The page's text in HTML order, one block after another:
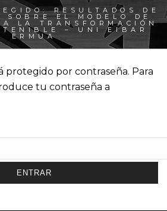
RESULTADOS DE
SOBRE EL MODELO DE
LA TRANSFORMACIÓN
– UNI EIBAR
ERMUA
protegido por contraseña. Para
tu contraseña a